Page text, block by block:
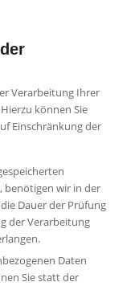
Verarbeitung Ihrer
können Sie
Einschränkung der
benötigen wir in der
Dauer der Prüfung
der Verarbeitung
Daten
Sie statt der